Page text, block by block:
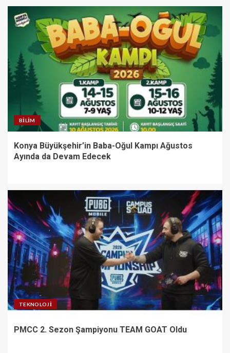
BILIM
Konya Büyükşehir’in Baba-Oğul Kampı Ağustos
Ayında da Devam Edecek
TEKNOLOJI
PMCC 2. Sezon Şampiyonu TEAM GOAT Oldu